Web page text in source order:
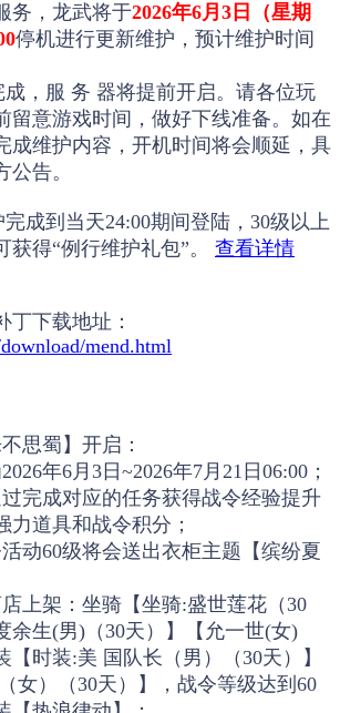
务，龙武将于2026年6月3日（星期
停机进行更新维护，预计维护时间
，服 务 器将提前开启。请各位玩
留意游戏时间，做好下线准备。如在
成维护内容，开机时间将会顺延，具
告。
成到当天24:00期间登陆，30级以上
获得“例行维护礼包”。 查看详情
丁下载地址：
mend.html
思蜀】开启：
年6月3日~2026年7月21日06:00；
过完成对应的任务获得战令经验提升
力道具和战令积分；
活动60级将会送出衣柜主题【缤纷夏
店上架：坐骑【坐骑:盛世莲花（30
余生(男)（30天）】【允一世(女)
【时装:美 国队长（男）（30天）】
女）（30天）】，战令等级达到60